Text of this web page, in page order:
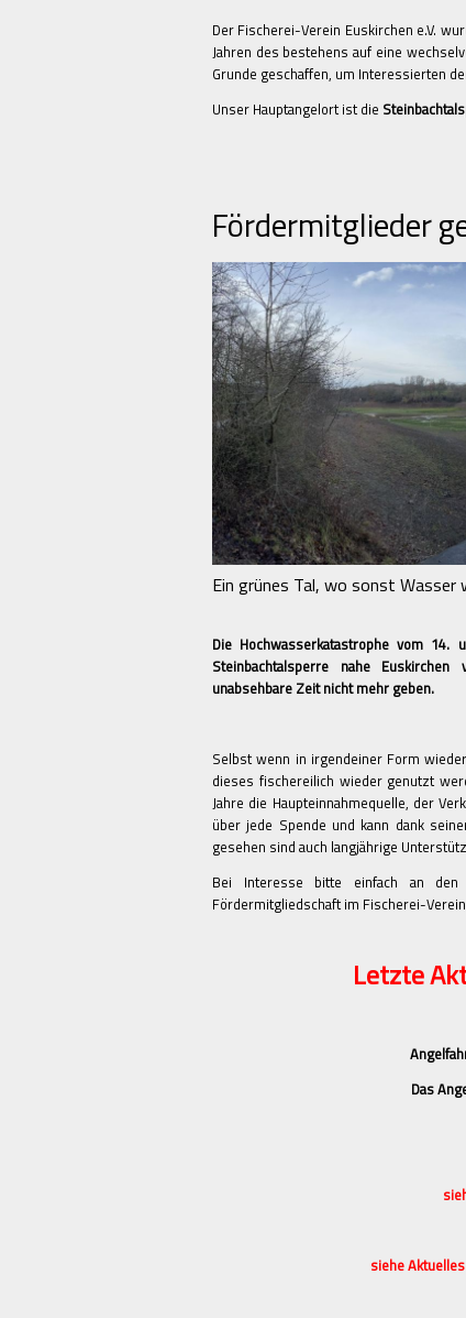
Der Fischerei-Verein Euskirchen e.V.
Jahren des bestehens auf eine
Grunde geschaffen, um Interessierten
Unser Hauptangelort ist die
Fördermitglieder
Ein grünes Tal, wo sonst Wasser
Die Hochwasserkatastrophe vom
Steinbachtalsperre nahe
unabsehbare Zeit nicht mehr geben.
Selbst wenn in irgendeiner Form
dieses fischereilich wieder genutzt
Jahre die Haupteinnahmequelle, der
über jede Spende und kann dank
gesehen sind auch langjährige
Bei Interesse bitte einfach an den
Fördermitgliedschaft im Fischerei-
Letzte
Das
siehe